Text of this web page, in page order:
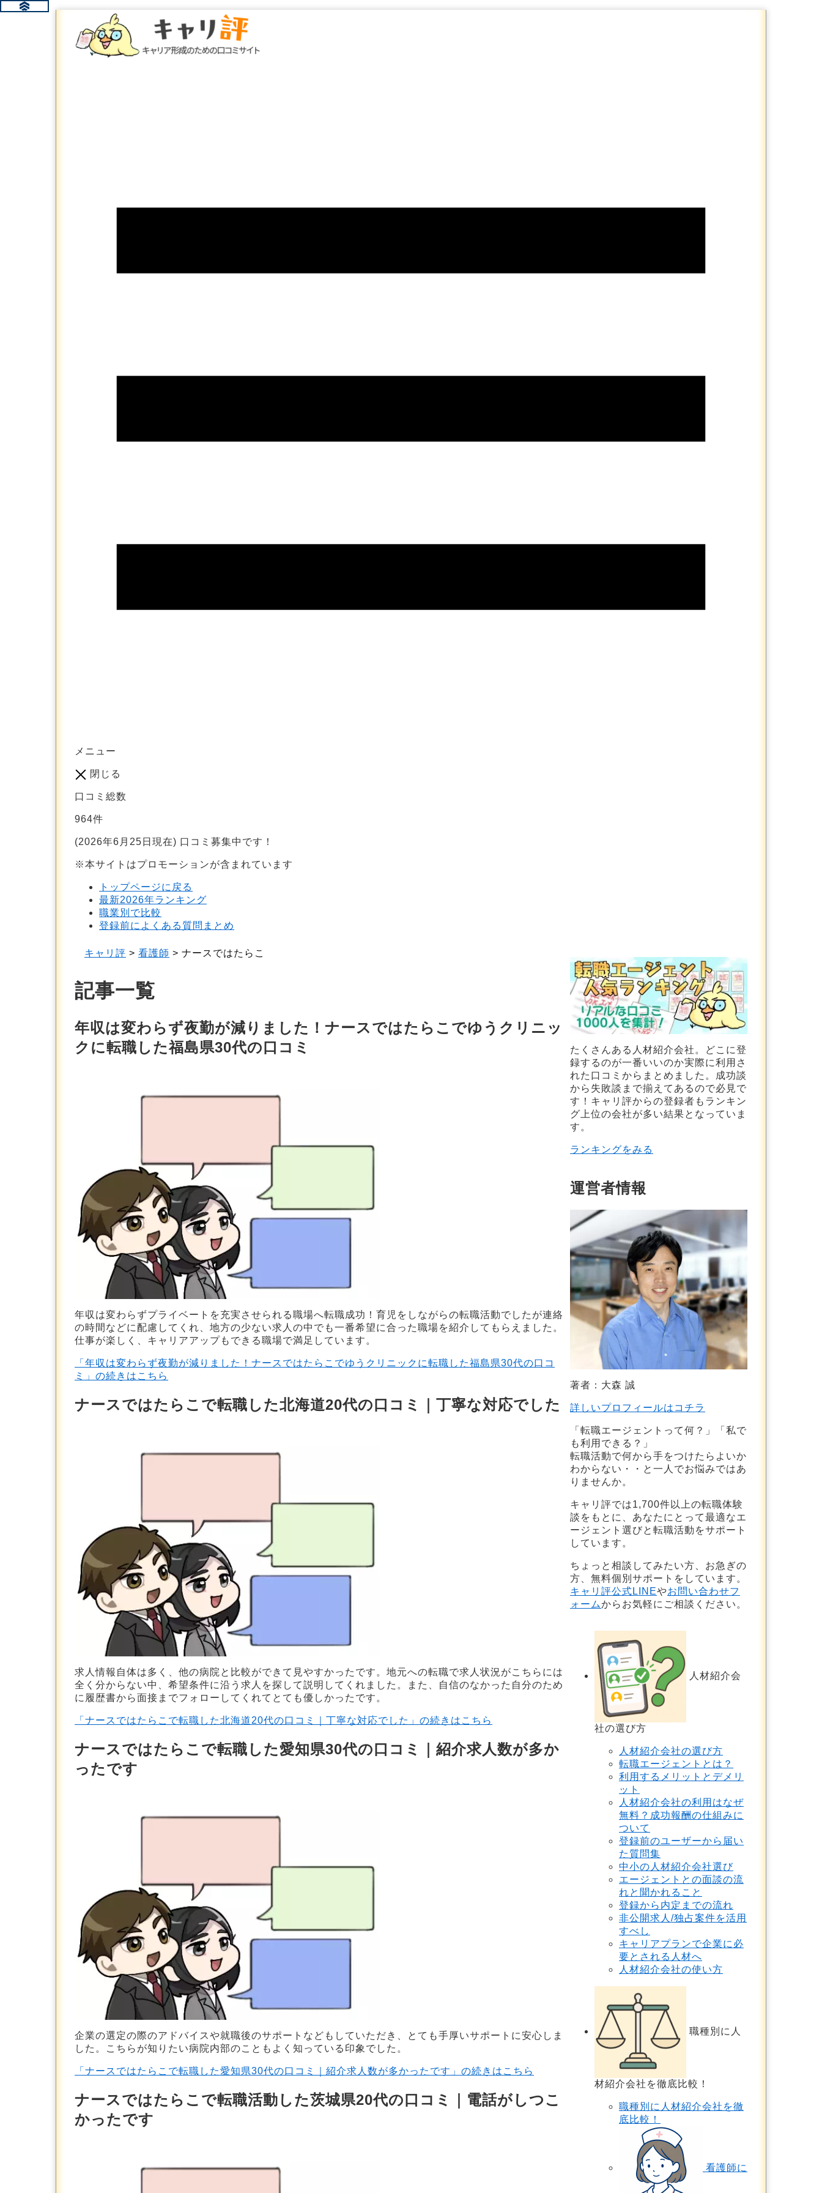
メニュー
閉じる
口コミ総数
964件
(2026年6月25日現在) 口コミ募集中です！
※本サイトはプロモーションが含まれています
トップページに戻る
最新2026年ランキング
職業別で比較
登録前によくある質問まとめ
キャリ評 > 看護師 > ナースではたらこ
記事一覧
年収は変わらず夜勤が減りました！ナースではたらこでゆうクリニッ
クに転職した福島県30代の口コミ
年収は変わらずプライベートを充実させられる職場へ転職成功！育児をしながらの転職活動でしたが連絡
の時間などに配慮してくれ、地方の少ない求人の中でも一番希望に合った職場を紹介してもらえました。
仕事が楽しく、キャリアアップもできる職場で満足しています。
「年収は変わらず夜勤が減りました！ナースではたらこでゆうクリニックに転職した福島県30代の口コ
ミ」の続きはこちら
ナースではたらこで転職した北海道20代の口コミ｜丁寧な対応でした
求人情報自体は多く、他の病院と比較ができて見やすかったです。地元への転職で求人状況がこちらには
全く分からない中、希望条件に沿う求人を探して説明してくれました。また、自信のなかった自分のため
に履歴書から面接までフォローしてくれてとても優しかったです。
「ナースではたらこで転職した北海道20代の口コミ｜丁寧な対応でした」の続きはこちら
ナースではたらこで転職した愛知県30代の口コミ｜紹介求人数が多か
ったです
企業の選定の際のアドバイスや就職後のサポートなどもしていただき、とても手厚いサポートに安心しま
した。こちらが知りたい病院内部のこともよく知っている印象でした。
「ナースではたらこで転職した愛知県30代の口コミ｜紹介求人数が多かったです」の続きはこちら
ナースではたらこで転職活動した茨城県20代の口コミ｜電話がしつこ
かったです
たくさんある人材紹介会社。どこに登
録するのが一番いいのか実際に利用さ
れた口コミからまとめました。成功談
から失敗談まで揃えてあるので必見で
す！ キャリ評からの登録者もランキン
グ上位の会社が多い結果となっていま
す。
ランキングをみる
運営者情報
著者：大森 誠
詳しいプロフィールはコチラ
「転職エージェントって何？」「私で
も利用できる？」
転職活動で何から手をつけたらよいか
わからない・・と一人でお悩みではあ
りませんか。
キャリ評では1,700件以上の転職体験
談をもとに、あなたにとって最適なエ
ージェント選びと転職活動をサポート
しています。
ちょっと相談してみたい方、お急ぎの
方、無料個別サポートをしています。
キャリ評公式LINEやお問い合わせフ
ォームからお気軽にご相談ください。
人材紹介会
社の選び方
人材紹介会社の選び方
転職エージェントとは？
利用するメリットとデメリ
ット
人材紹介会社の利用はなぜ
無料？成功報酬の仕組みに
ついて
登録前のユーザーから届い
た質問集
中小の人材紹介会社選び
エージェントとの面談の流
れと聞かれること
登録から内定までの流れ
非公開求人/独占案件を活用
すべし
キャリアプランで企業に必
要とされる人材へ
人材紹介会社の使い方
職種別に人
材紹介会社を徹底比較！
職種別に人材紹介会社を徹
底比較！
看護師に